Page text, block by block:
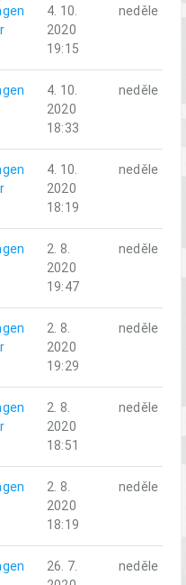
4. 10.
2020
19:15
neděle
4. 10.
2020
18:33
neděle
4. 10.
2020
18:19
neděle
2. 8.
2020
19:47
neděle
2. 8.
2020
19:29
neděle
2. 8.
2020
18:51
neděle
2. 8.
2020
18:19
neděle
26. 7.
neděle